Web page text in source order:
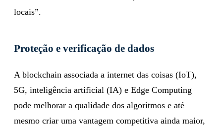
locais”.
Proteção e verificação de dados
A blockchain associada a internet das coisas (IoT),
5G, inteligência artificial (IA) e Edge Computing
pode melhorar a qualidade dos algoritmos e até
mesmo criar uma vantagem competitiva ainda maior,